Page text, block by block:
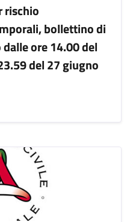
rischio
bollettino di
ore 14.00 del
del 27 giugno